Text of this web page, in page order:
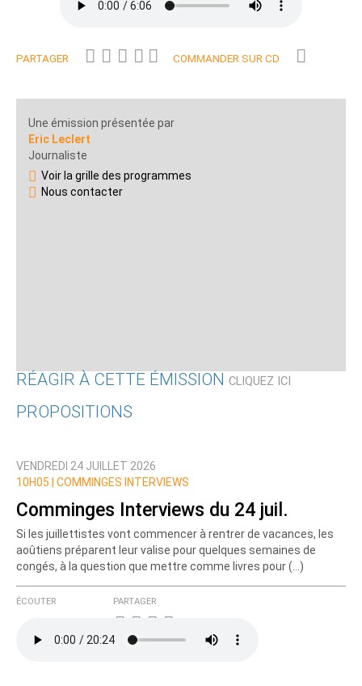
PARTAGER COMMANDER SUR CD
Une émission présentée par
Eric Leclert
Journaliste
Voir la grille des programmes
Nous contacter
RÉAGIR À CETTE ÉMISSION CLIQUEZ ICI
Nom
Courriel (non publié)
Ajoutez votre commentaire ici
PROPOSITIONS
VENDREDI 24 JUILLET 2026
10H05 |
COMMINGES INTERVIEWS
Comminges Interviews du 24 juil.
Si les juillettistes vont commencer à rentrer de vacances, les
aoûtiens préparent leur valise pour quelques semaines de
congés, à la question que mettre comme livres pour (…)
ÉCOUTER PARTAGER